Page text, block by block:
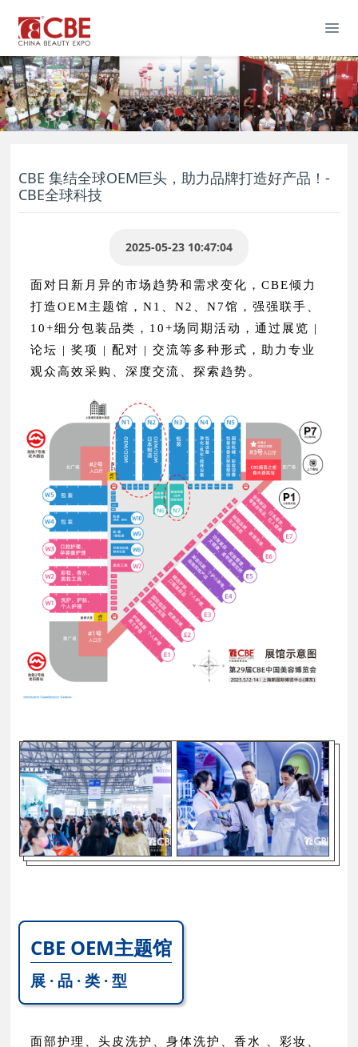
CBE 集结全球OEM巨头，助力品牌打造好产品！-
CBE全球科技
2025-05-23 10:47:04
面对日新月异的市场趋势和需求变化，CBE倾力
打造OEM主题馆，N1、N2、N7馆，强强联手、
10+细分包装品类，10+场同期活动，通过展览 |
论坛 | 奖项 | 配对 | 交流等多种形式，助力专业
观众高效采购、深度交流、探索趋势。
CBE OEM主题馆
展 · 品 · 类 · 型
面部护理、头皮洗护、身体洗护、香水 、彩妆、